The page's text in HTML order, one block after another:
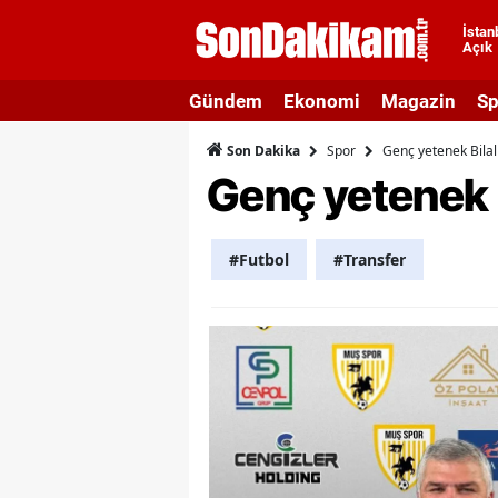
Açık
Gündem Ekonomi Magazin
Son Dakika Spor Genç yetenek
Genç yetenek
#Futbol #Transfer